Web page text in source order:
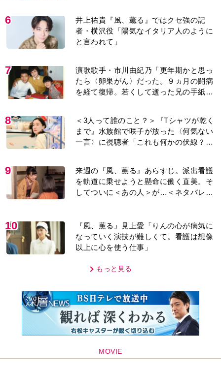
6
井上祐貴『風、薫る』ではクセ強の記
者・横沢役「陽気なイタリア人のように
と言われて」
7
演歌歌手・市川由紀乃「更年期かと思っ
たら〈卵巣がん〉だった。９ヵ月の闘病
を経て復帰。若くして逝った兄の手紙を
8
＜3人って誰のこと？＞『Tシャツが乾く
まで』水族館で咲子が放った〈何気ない
一言〉に視聴者「これも何かの伏線？」
9
来週の『風、薫る』あらすじ。派出看護
を軌道に乗せようと懸命に働く直美。そ
してついに＜あの人＞が…＜ネタバレあ
10
『風、薫る』見上愛「りんの心が病気に
なっていく演技が難しくて。看護は想像
以上に心を使う仕事」
もっと見る
MOVIE